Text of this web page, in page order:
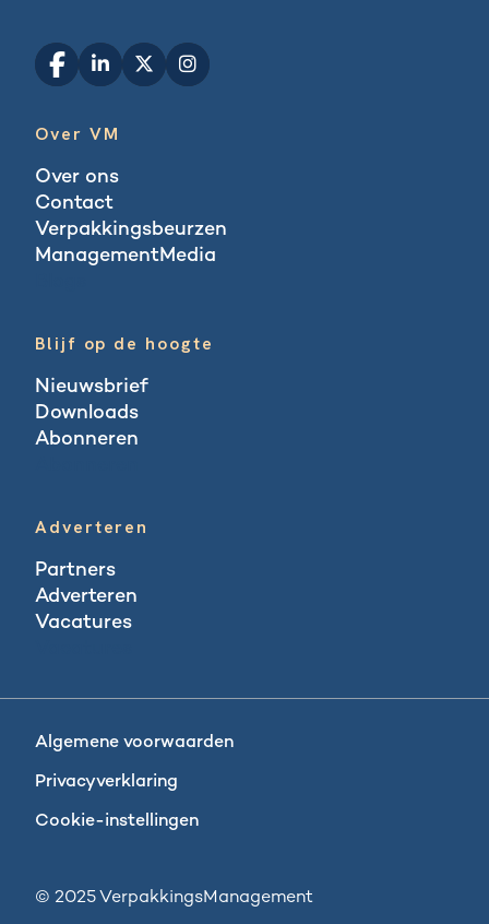
Over VM
Over ons
Contact
Verpakkingsbeurzen
ManagementMedia
Blijf op de hoogte
Nieuwsbrief
Downloads
Abonneren
Adverteren
Partners
Adverteren
Vacatures
Algemene voorwaarden
Privacyverklaring
Cookie-instellingen
© 2025 VerpakkingsManagement